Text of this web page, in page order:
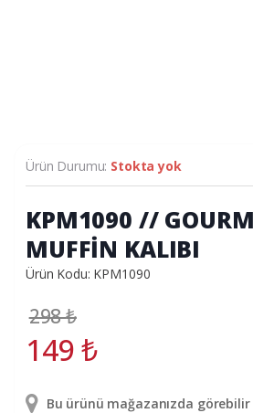
Ürün Durumu: Stokta yok
KPM1090 //
MUFFİN KALIBI
Ürün Kodu: KPM1090
298₺
149₺
Bu ürünü mağazanızda